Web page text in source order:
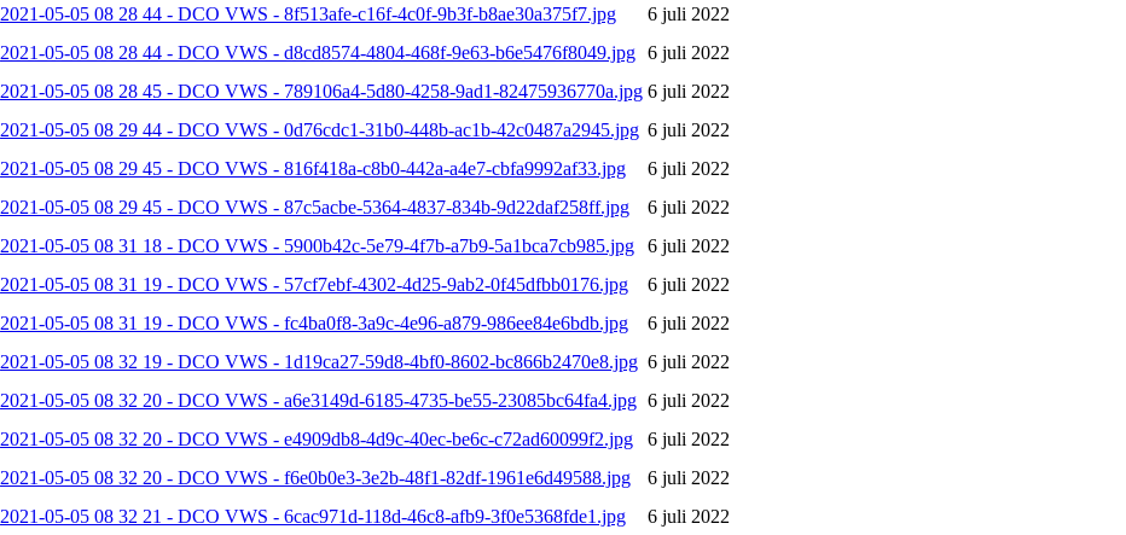
2021-05-05 08 28 44 - DCO VWS - 8f513afe-c16f-4c0f-9b3f-b8ae30a375f7.jpg
6 juli 2022
2021-05-05 08 28 44 - DCO VWS - d8cd8574-4804-468f-9e63-b6e5476f8049.jpg 6 juli 2022
2021-05-05 08 28 45 - DCO VWS - 789106a4-5d80-4258-9ad1-82475936770a.jpg 6 juli 2022
2021-05-05 08 29 44 - DCO VWS - 0d76cdc1-31b0-448b-ac1b-42c0487a2945.jpg 6 juli 2022
2021-05-05 08 29 45 - DCO VWS - 816f418a-c8b0-442a-a4e7-cbfa9992af33.jpg
6 juli 2022
2021-05-05 08 29 45 - DCO VWS - 87c5acbe-5364-4837-834b-9d22daf258ff.jpg
6 juli 2022
2021-05-05 08 31 18 - DCO VWS - 5900b42c-5e79-4f7b-a7b9-5a1bca7cb985.jpg
6 juli 2022
2021-05-05 08 31 19 - DCO VWS - 57cf7ebf-4302-4d25-9ab2-0f45dfbb0176.jpg
6 juli 2022
2021-05-05 08 31 19 - DCO VWS - fc4ba0f8-3a9c-4e96-a879-986ee84e6bdb.jpg
6 juli 2022
2021-05-05 08 32 19 - DCO VWS - 1d19ca27-59d8-4bf0-8602-bc866b2470e8.jpg 6 juli 2022
2021-05-05 08 32 20 - DCO VWS - a6e3149d-6185-4735-be55-23085bc64fa4.jpg 6 juli 2022
2021-05-05 08 32 20 - DCO VWS - e4909db8-4d9c-40ec-be6c-c72ad60099f2.jpg
6 juli 2022
2021-05-05 08 32 20 - DCO VWS - f6e0b0e3-3e2b-48f1-82df-1961e6d49588.jpg
6 juli 2022
2021-05-05 08 32 21 - DCO VWS - 6cac971d-118d-46c8-afb9-3f0e5368fde1.jpg
6 juli 2022